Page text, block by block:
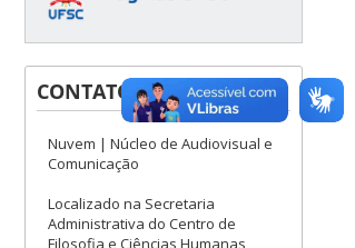
CONTATOS
Nuvem | Núcleo de Audiovisual e
Comunicação
Localizado na Secretaria
Administrativa do Centro de
Filosofia e Ciências Humanas